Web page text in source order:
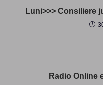
Luni>>> Consiliere
Radio Online